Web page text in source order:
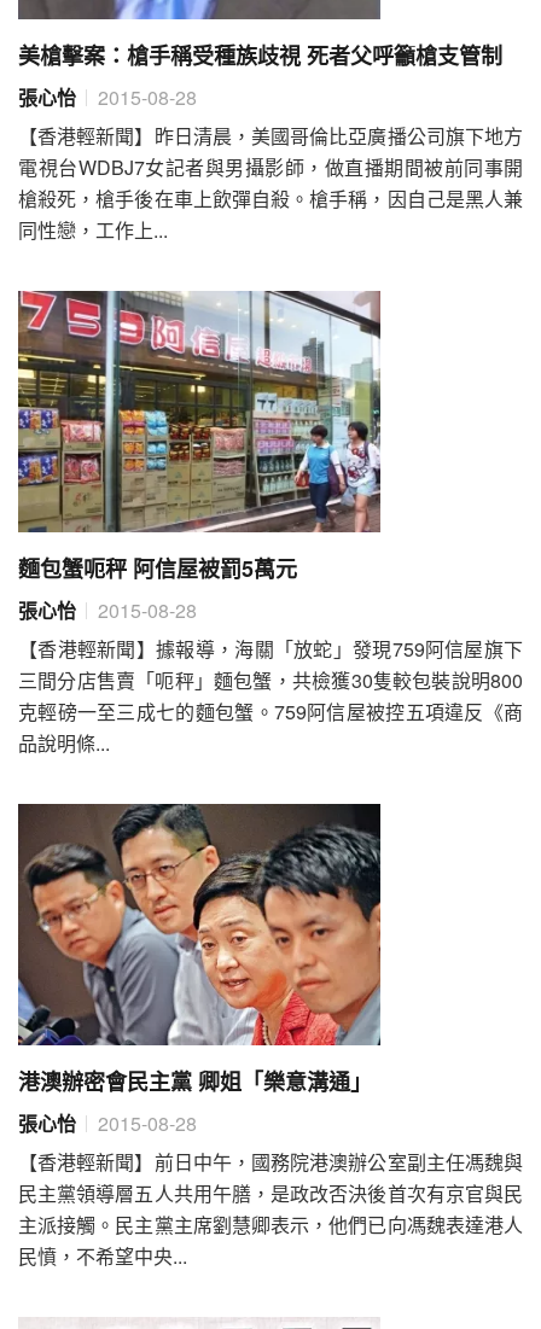
美槍擊案：槍手稱受種族歧視 死者父呼籲槍支管制
張心怡
2015-08-28
【香港輕新聞】昨日清晨，美國哥倫比亞廣播公司旗下地方
電視台WDBJ7女記者與男攝影師，做直播期間被前同事開
槍殺死，槍手後在車上飲彈自殺。槍手稱，因自己是黑人兼
同性戀，工作上...
麵包蟹呃秤 阿信屋被罰5萬元
張心怡
2015-08-28
【香港輕新聞】據報導，海關「放蛇」發現759阿信屋旗下
三間分店售賣「呃秤」麵包蟹，共檢獲30隻較包裝說明800
克輕磅一至三成七的麵包蟹。759阿信屋被控五項違反《商
品說明條...
港澳辦密會民主黨 卿姐「樂意溝通」
張心怡
2015-08-28
【香港輕新聞】前日中午，國務院港澳辦公室副主任馮魏與
民主黨領導層五人共用午膳，是政改否決後首次有京官與民
主派接觸。民主黨主席劉慧卿表示，他們已向馮魏表達港人
民憤，不希望中央...